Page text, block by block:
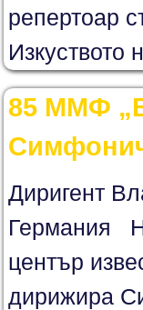
репертоар
Изкуството
85 ММФ
Диригент
Германия
център
дирижира